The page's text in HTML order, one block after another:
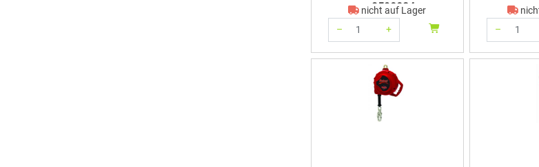
m 3590024
nicht auf Lager
–
+
–